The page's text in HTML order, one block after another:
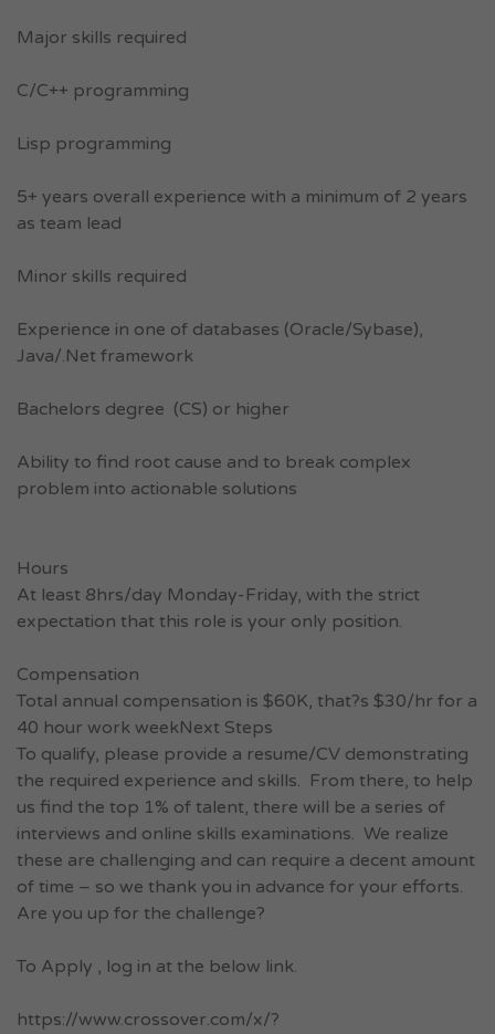
Major skills required
C/C++ programming
Lisp programming
5+ years overall experience with a minimum of 2 years
as team lead
Minor skills required
Experience in one of databases (Oracle/Sybase),
Java/.Net framework
Bachelors degree (CS) or higher
Ability to find root cause and to break complex
problem into actionable solutions
Hours
At least 8hrs/day Monday-Friday, with the strict
expectation that this role is your only position.
Compensation
Total annual compensation is $60K, that?s $30/hr for a
40 hour work weekNext Steps
To qualify, please provide a resume/CV demonstrating
the required experience and skills. From there, to help
us find the top 1% of talent, there will be a series of
interviews and online skills examinations. We realize
these are challenging and can require a decent amount
of time – so we thank you in advance for your efforts.
Are you up for the challenge?
To Apply , log in at the below link.
https://www.crossover.com/x/?